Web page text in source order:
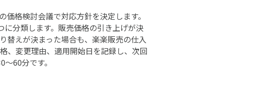
格検討会議で対応方針を決定します。
分類します。販売価格の引き上げが決
替えが決まった場合も、楽楽販売の仕入
、変更理由、適用開始日を記録し、次回
60分です。